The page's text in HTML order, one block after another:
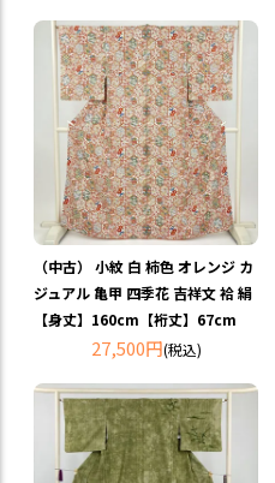
（中古） 小紋 白 柿色 オレンジ カ
ジュアル 亀甲 四季花 吉祥文 袷 絹
【身丈】160cm【裄丈】67cm
27,500円(税込)